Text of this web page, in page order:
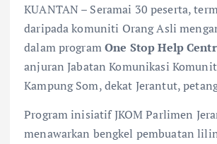
e
b
o
o
k
at
s
A
p
p
ar
e
KUANTAN – Seramai 30 peserta,
daripada komuniti Orang Asli
dalam programOne Stop Help
anjuran Jabatan Komunikasi
Kampung Som, dekat Jerantut,
Program inisiatif JKOM Parlimen
menawarkan bengkel pembuatan